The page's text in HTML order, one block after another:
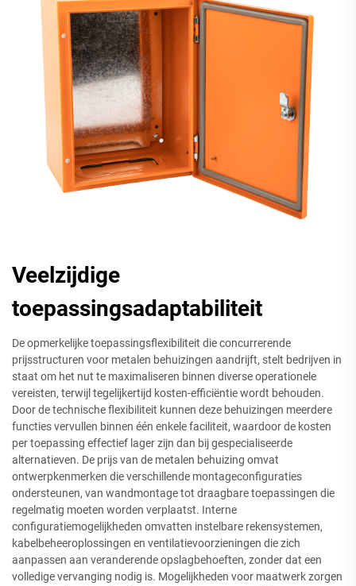
Veelzijdige
toepassingsadaptabiliteit
De opmerkelijke toepassingsflexibiliteit die concurrerende
prijsstructuren voor metalen behuizingen aandrijft, stelt bedrijven in
staat om het nut te maximaliseren binnen diverse operationele
vereisten, terwijl tegelijkertijd kosten-efficiëntie wordt behouden.
Door de technische flexibiliteit kunnen deze behuizingen meerdere
functies vervullen binnen één enkele faciliteit, waardoor de kosten
per toepassing effectief lager zijn dan bij gespecialiseerde
alternatieven. De prijs van de metalen behuizing omvat
ontwerpkenmerken die verschillende montageconfiguraties
ondersteunen, van wandmontage tot draagbare toepassingen die
regelmatig moeten worden verplaatst. Interne
configuratiemogelijkheden omvatten instelbare rekensystemen,
kabelbeheeroplossingen en ventilatievoorzieningen die zich
aanpassen aan veranderende opslagbehoeften, zonder dat een
volledige vervanging nodig is. Mogelijkheden voor maatwerk zorgen